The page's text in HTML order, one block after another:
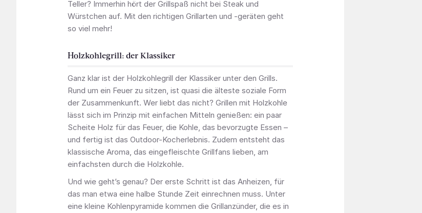
Teller? Immerhin hört der Grillspaß nicht bei Steak und
Würstchen auf. Mit den richtigen Grillarten und -geräten geht
so viel mehr!
Holzkohlegrill: der Klassiker
Ganz klar ist der Holzkohlegrill der Klassiker unter den Grills.
Rund um ein Feuer zu sitzen, ist quasi die älteste soziale Form
der Zusammenkunft. Wer liebt das nicht? Grillen mit Holzkohle
lässt sich im Prinzip mit einfachen Mitteln genießen: ein paar
Scheite Holz für das Feuer, die Kohle, das bevorzugte Essen –
und fertig ist das Outdoor-Kocherlebnis. Zudem entsteht das
klassische Aroma, das eingefleischte Grillfans lieben, am
einfachsten durch die Holzkohle.
Und wie geht’s genau? Der erste Schritt ist das Anheizen, für
das man etwa eine halbe Stunde Zeit einrechnen muss. Unter
eine kleine Kohlenpyramide kommen die Grillanzünder, die es in